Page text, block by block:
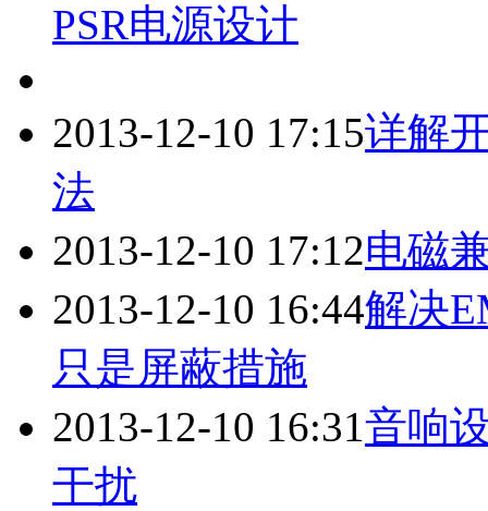
PSR电源设计
2013-12-10 17:15详解
法
2013-12-10 17:12电磁
2013-12-10 16:44解决
只是屏蔽措施
2013-12-10 16:31音响
干扰